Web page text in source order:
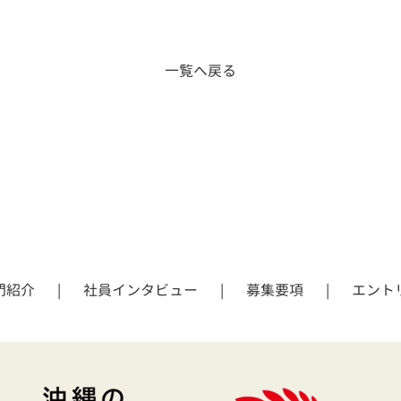
一覧へ戻る
紹介 社員インタビュー 募集要項 エント